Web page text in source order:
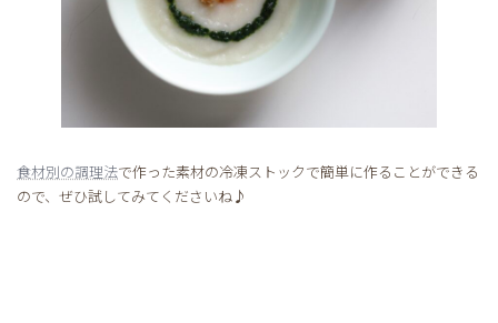
食材別の調理法で作った素材の冷凍ストックで簡単に作ることができる
ので、ぜひ試してみてくださいね♪